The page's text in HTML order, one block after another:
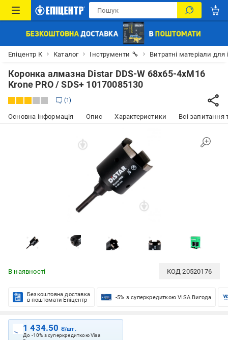
Епіцентр К Каталог Інструменти 🔧 Витратні матеріали для
Коронка алмазна Distar DDS-W 68x65-4xM16
Krone PRO / SDS+ 10170085130
1
Основна інформація Опис Характеристики Всі запитання
В наявності КОД20520176
Безкоштовна доставка
в поштомати Епіцентр
-5% з суперкредиткою VISA Вигода
1 434.50 ₴/шт.
До -10% з суперкредиткою Visa